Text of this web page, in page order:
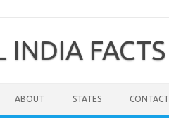
INDIA FACTS
ABOUT STATES CONTACT